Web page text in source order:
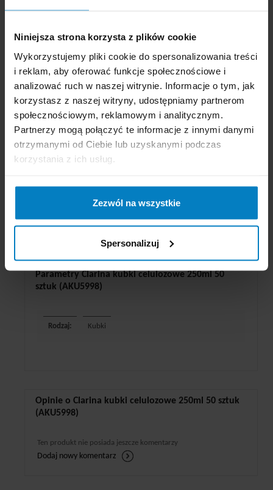
Niniejsza strona korzysta z plików cookie
Wykorzystujemy pliki cookie do spersonalizowania treści
i reklam, aby oferować funkcje społecznościowe i
analizować ruch w naszej witrynie. Informacje o tym, jak
korzystasz z naszej witryny, udostępniamy partnerom
społecznościowym, reklamowym i analitycznym.
Partnerzy mogą połączyć te informacje z innymi danymi
otrzymanymi od Ciebie lub uzyskanymi podczas
korzystania z ich usług.
Zezwól na wszystkie
Spersonalizuj
Parametry Clarina kubki celulozowe 250ml 50
sztuk (AKU5998)
Rodzaj: Kubki
Opinie o Clarina kubki celulozowe 250ml 50 sztuk
(AKU5998)
Ten produkt nie posiada jeszcze komentarzy
Dodaj nowy komentarz